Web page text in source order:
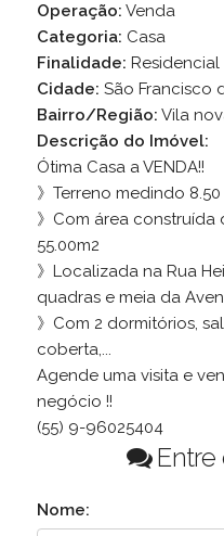
Operação: Venda
Categoria: Casa
Finalidade: Residencial
Cidade: São Francisco
Bairro/Região: Vila
Descrição do Imóvel:
Ótima Casa a VENDA!!
》Terreno medindo
》Com área
55.00m2
》Localizada na Rua
quadras e meia da
》Com 2 dormitórios,
coberta,...
Agende uma visita e
negócio !!
(55) 9-96025404
Entre
Nome: